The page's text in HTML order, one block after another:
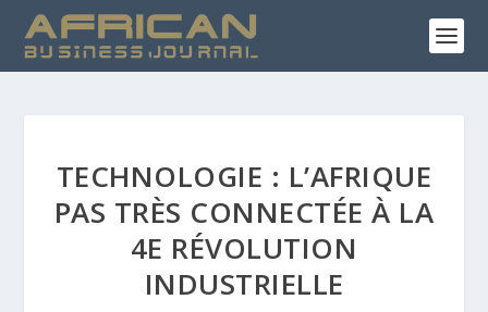
TECHNOLOGIE : L’AFRIQUE
PAS TRÈS CONNECTÉE À LA
4E RÉVOLUTION
INDUSTRIELLE